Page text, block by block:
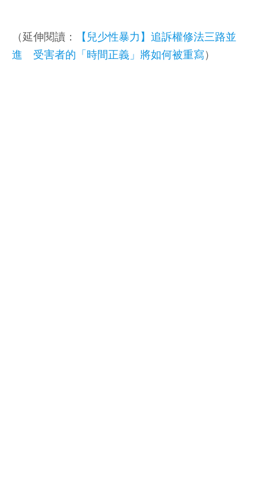
（延伸閱讀：
【兒少性暴力】追訴權修法三路並
進 受害者的「時間正義」將如何被重寫 ）